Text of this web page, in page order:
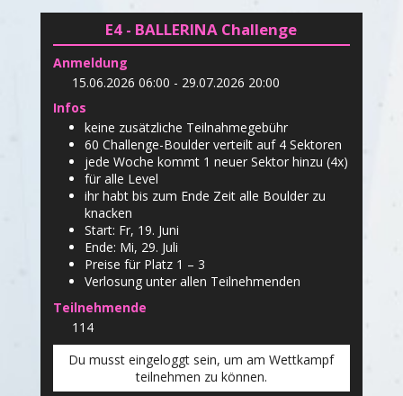
E4 - BALLERINA Challenge
Anmeldung
15.06.2026 06:00 - 29.07.2026 20:00
Infos
keine zusätzliche Teilnahmegebühr
60 Challenge-Boulder verteilt auf 4 Sektoren
jede Woche kommt 1 neuer Sektor hinzu (4x)
für alle Level
ihr habt bis zum Ende Zeit alle Boulder zu
knacken
Start: Fr, 19. Juni
Ende: Mi, 29. Juli
Preise für Platz 1 – 3
Verlosung unter allen Teilnehmenden
Teilnehmende
114
Du musst eingeloggt sein, um am Wettkampf
teilnehmen zu können.